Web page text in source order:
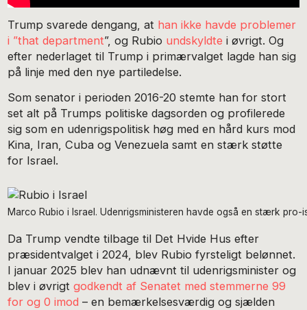
Trump svarede dengang, at han ikke havde problemer
i ”that department”, og Rubio undskyldte i øvrigt. Og
efter nederlaget til Trump i primærvalget lagde han sig
på linje med den nye partiledelse.
Som senator i perioden 2016-20 stemte han for stort
set alt på Trumps politiske dagsorden og profilerede
sig som en udenrigspolitisk høg med en hård kurs mod
Kina, Iran, Cuba og Venezuela samt en stærk støtte
for Israel.
Marco Rubio i Israel. Udenrigsministeren havde også en stærk
Da Trump vendte tilbage til Det Hvide Hus efter
præsidentvalget i 2024, blev Rubio fyrsteligt belønnet.
I januar 2025 blev han udnævnt til udenrigsminister og
blev i øvrigtgodkendt af Senatet med stemmerne 99
for og 0 imod – en bemærkelsesværdig og sjælden